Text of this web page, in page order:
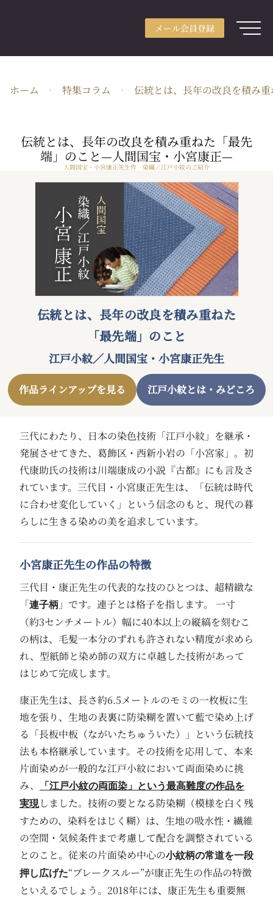
メール会員登録
用途別検索
作家検索
JA・JPY
株式会社ARTerrace
〒104-0031 東京都中央区京橋二丁目2番1号
ホーム 特集コラム 伝統とは、長年の改良を積み
伝統とは、長年の改良を積み重ねた「最先
端」のこと—人間国宝・小宮康正—
人間国宝・小宮康正先生作 染織／江戸小紋のご紹介
伝統とは、長年の改良を積み重ねた
「最先端」のこと
江戸小紋／人間国宝・小宮康正先生
作品ラインアップを見る 江戸小紋とは・みどころ
三代にわたり、日本の染色技術「江戸小紋」を継承・
発展させてきた、葛飾区・西新小岩の「小宮家」。初
代康助氏の技術は川端康成の小説『古都』にも言及さ
れています。三代目・小宮康正先生は、「伝統は時代
に合わせ変化していく」という信念のもと、現代の暮
らしに生きる染めの美を追求しています。
小宮康正先生の作品の特徴
三代目・康正先生の代表的な技のひとつは、超精緻な
「連子柄 」です。連子とは格子を指します。 一寸
（約3センチメートル）幅に40本以上の縦縞を刻むこ
の柄は、毛髪一本分のずれも許されない精度が求めら
れ、型紙師と染め師の双方に卓越した技術があって
はじめて完成します。
康正先生は、長さ約6.5メートルのモミの一枚板に生
地を張り、生地の表裏に防染糊を置いて藍で染め上げ
る「長板中板（ながいたちゅういた）」という伝統技
法も本格継承しています。その技術を応用して、本来
片面染めが一般的な江戸小紋において両面染めに挑
み、
「江戸小紋の両面染」という最高難度の作品を
実現しました。技術の要となる防染糊（模様を白く残
すための、染料をはじく糊）は、生地の吸水性・繊維
の空間・気候条件まで考慮して配合を調整されている
とのこと。従来の片面染め中心の小紋柄の常道を一段
押し広げた“ブレークスルー”が康正先生の作品の特徴
といえるでしょう。2018年には、康正先生も重要無